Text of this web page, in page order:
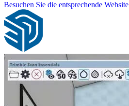
Besuchen Sie die entsprechende Website